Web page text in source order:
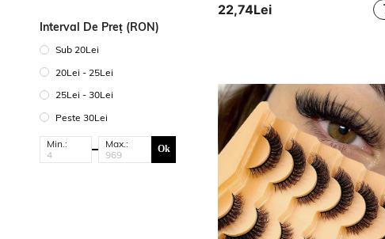
Interval De Preț (RON)
Sub 20Lei
20Lei - 25Lei
25Lei - 30Lei
Peste 30Lei
Min.: Max.: Ok
22,74Lei